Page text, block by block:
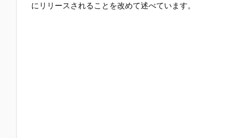
にリリースされることを改めて述べています。